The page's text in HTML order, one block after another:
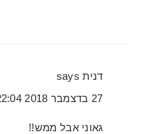
דנית says
27 בדצמבר 2018 at 22:04
גאוני אבל ממש!!